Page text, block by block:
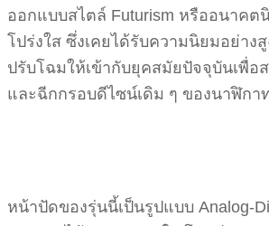
ออกแบบสไตล์ Futurism หรืออนาคต
โปร่งใส ซึ่งเคยได้รับความนิยมอย่าง
ปรับโฉมให้เข้ากับยุคสมัยปัจจุบันเพื่อ
และฉีกกรอบดีไซน์เดิม ๆ ของนาฬิกา
หน้าปัดของรุ่นนี้เป็นรูปแบบ Analog-